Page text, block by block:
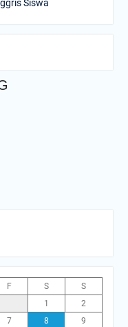
Siswa
F S
S
1
2
7 8
9